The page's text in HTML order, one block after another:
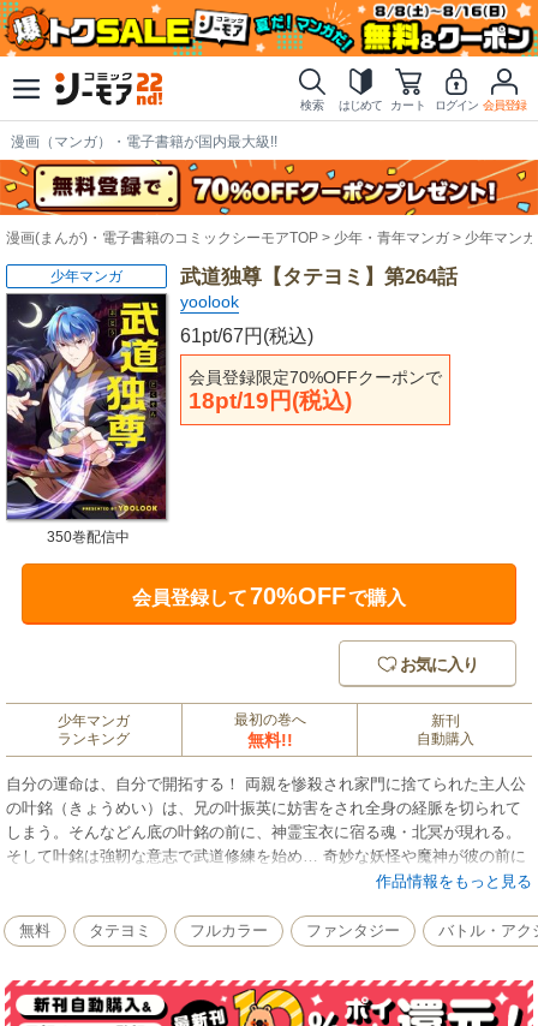
検索 はじめて カート ログイン 会員登録
漫画（マンガ）・電子書籍が国内最大級!!
漫画(まんが)・電子書籍のコミックシーモアTOP 少年・青年マンガ 少年マンガ
武道独尊【タテヨミ】第264話
yoolook
61pt/67円(税込)
会員登録限定70%OFFクーポンで
18pt/19円(税込)
少年マンガ
350巻配信中
会員登録して70%OFFで購入
お気に入り
少年マンガ
ランキング
最初の巻へ
無料!!
新刊
自動購入
自分の運命は、自分で開拓する！ 両親を惨殺され家門に捨てられた主人公
の叶銘（きょうめい）は、兄の叶振英に妨害をされ全身の経脈を切られて
しまう。そんなどん底の叶銘の前に、神霊宝衣に宿る魂・北冥が現れる。
そして叶銘は強靭な意志で武道修練を始め… 奇妙な妖怪や魔神が彼の前に
立ちはだかるが、北冥と共に恐れずに戦っていく！そう復讐を果たすまで
作品情報をもっと見る
無料 タテヨミ フルカラー ファンタジー バトル・アク